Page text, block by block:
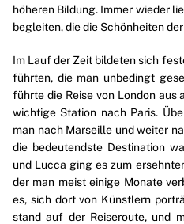
höheren Bildung. Immer wieder
begleiten, die die Schönheiten
Im Lauf der Zeit bildeten sich
führten, die man unbedingt
führte die Reise von Londonaus
wichtige Station nach Paris.
man nach Marseille und weiter
die bedeutendste Destination
und Lucca ging es zum
der man meist einige Monate
es, sich dort von Künstlern
stand auf der Reiseroute, und